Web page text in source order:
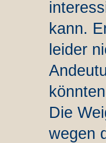
kann.
leider
Die
wegen